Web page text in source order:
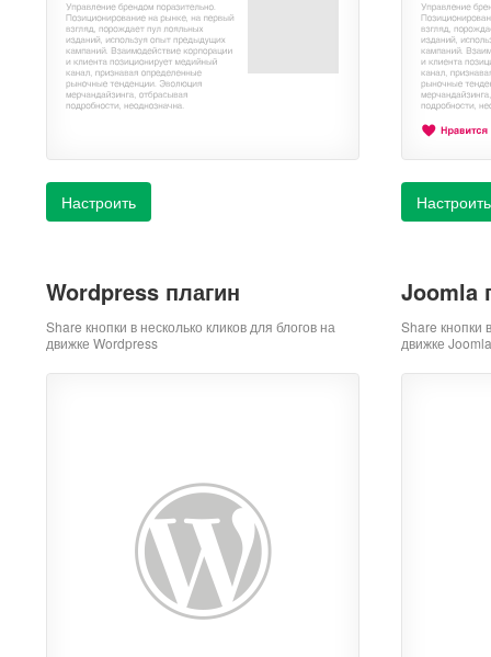
Настроить Настроить
Wordpress плагин
Share кнопки в несколько кликов для блогов на
движке Wordpress
Joomla
Share кнопки
движке Joomla